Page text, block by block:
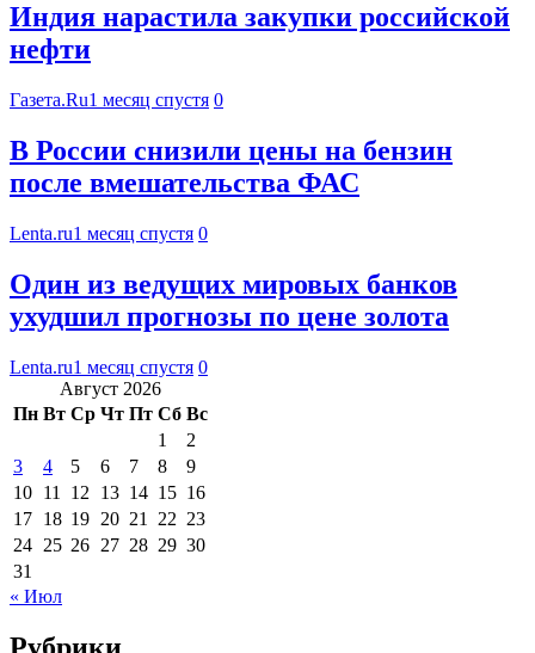
Индия нарастила закупки российской
нефти
Газета.Ru1 месяц спустя 0
В России снизили цены на бензин
после вмешательства ФАС
Lenta.ru1 месяц спустя 0
Один из ведущих мировых банков
ухудшил прогнозы по цене золота
Lenta.ru1 месяц спустя 0
Август 2026
Пн Вт Ср Чт Пт Сб Вс
1
2
3
4 5 6 7 8
9
10 11 12 13 14 15 16
17 18 19 20 21 22 23
24 25 26 27 28 29 30
31
« Июл
Рубрики